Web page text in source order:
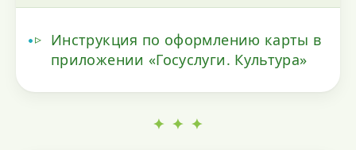
Инструкция по оформлению карты в
приложении «Госуслуги. Культура»
✦ ✦ ✦